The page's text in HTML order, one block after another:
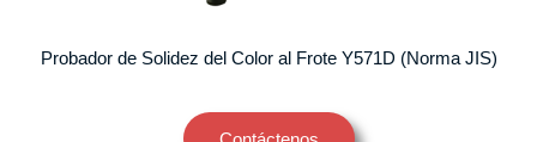
Probador de Solidez del Color al Frote Y571D (Norma JIS)